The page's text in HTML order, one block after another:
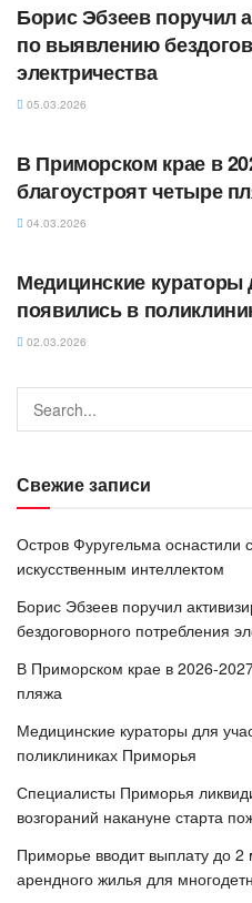
Борис Эбзеев поручил
по выявлению
электричества
05.03.2026
В Приморском крае в
благоустроят четыре
04.03.2026
Медицинские
появились в
02.03.2026
Свежие записи
Остров Фуругельма оснастили
искусственным интеллектом
Борис Эбзеев поручил
бездоговорного потребления
В Приморском крае в 2026-
пляжа
Медицинские кураторы для
поликлиниках Приморья
Специалисты Приморья
возгораний накануне старта
Приморье вводит выплату до 2
арендного жилья для